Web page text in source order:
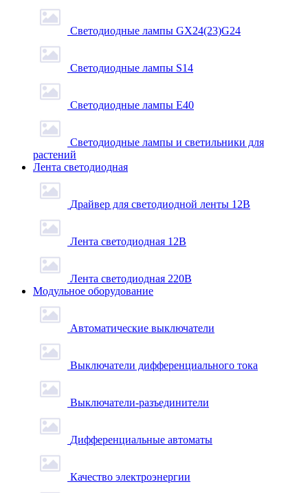
Светодиодные лампы GX24(23)G24
Светодиодные лампы S14
Светодиодные лампы Е40
Светодиодные лампы и светильники для
растений
Лента светодиодная
Драйвер для светодиодной ленты 12В
Лента светодиодная 12В
Лента светодиодная 220В
Модульное оборудование
Автоматические выключатели
Выключатели дифференциального тока
Выключатели-разъединители
Дифференциальные автоматы
Качество электроэнергии